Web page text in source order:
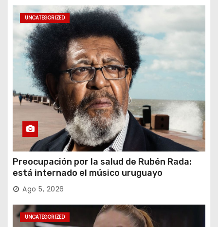
UNCATEGORIZED
Preocupación por la salud de Rubén Rada:
está internado el músico uruguayo
Ago 5, 2026
UNCATEGORIZED